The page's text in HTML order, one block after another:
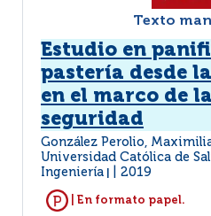
Texto
Estudio en
pastería desde
en el marco de
seguridad
González Perolio,
Universidad Católica de
Ingeniería
2019
| En formato papel.